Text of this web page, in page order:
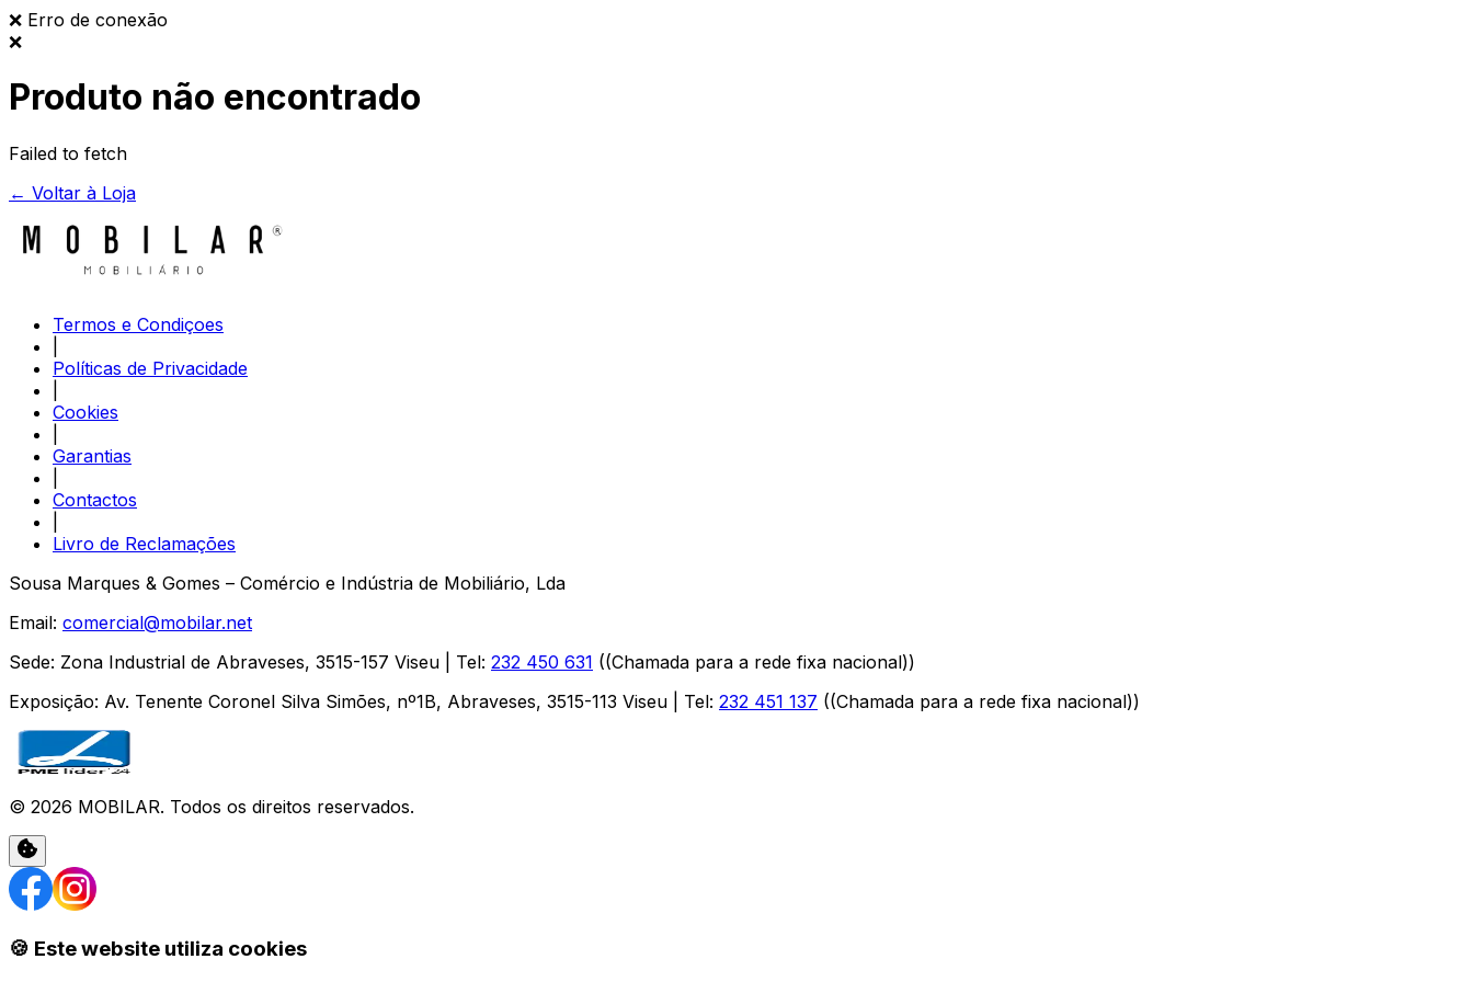
❌ Erro de conexão
❌
Produto não encontrado
Failed to fetch
← Voltar à Loja
Termos e Condiçoes
Políticas de Privacidade
Cookies
Garantias
Contactos
Livro de Reclamações
Sousa Marques & Gomes – Comércio e Indústria de Mobiliário, Lda
Email: comercial@mobilar.net
Sede: Zona Industrial de Abraveses, 3515-157 Viseu | Tel: 232 450 631 ((Chamada para a rede fixa nacional))
Exposição: Av. Tenente Coronel Silva Simões, nº1B, Abraveses, 3515-113 Viseu | Tel: 232 451 137 ((Chamada para a rede fixa nacional))
© 2026 MOBILAR. Todos os direitos reservados.
🍪 Este website utiliza cookies